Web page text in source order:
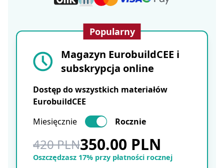
Popularny
Magazyn EurobuildCEE i
subskrypcja online
Dostęp do wszystkich materiałów
EurobuildCEE
Miesięcznie
Rocznie
420 PLN350.00 PLN
Oszczędzasz 17% przy płatności rocznej